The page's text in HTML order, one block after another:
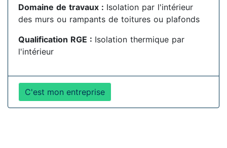
Domaine de travaux : Isolation par l'intérieur
des murs ou rampants de toitures ou plafonds
Qualification RGE : Isolation thermique par
l'intérieur
C'est mon entreprise